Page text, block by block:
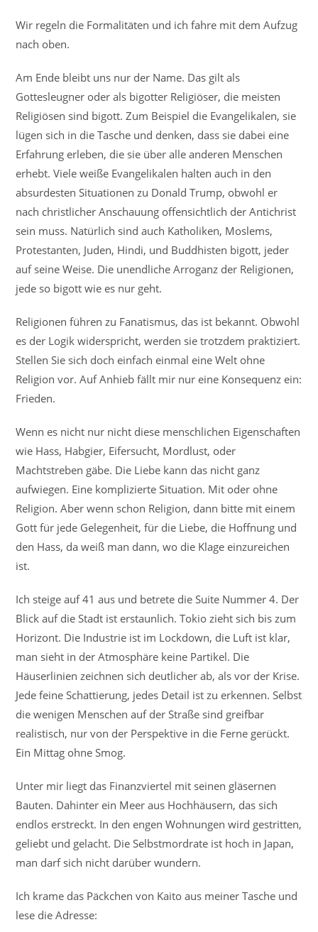
Wir regeln die Formalitäten und ich fahre mit dem Aufzug
nach oben.
Am Ende bleibt uns nur der Name. Das gilt als
Gottesleugner oder als bigotter Religiöser, die meisten
Religiösen sind bigott. Zum Beispiel die Evangelikalen, sie
lügen sich in die Tasche und denken, dass sie dabei eine
Erfahrung erleben, die sie über alle anderen Menschen
erhebt. Viele weiße Evangelikalen halten auch in den
absurdesten Situationen zu Donald Trump, obwohl er
nach christlicher Anschauung offensichtlich der Antichrist
sein muss. Natürlich sind auch Katholiken, Moslems,
Protestanten, Juden, Hindi, und Buddhisten bigott, jeder
auf seine Weise. Die unendliche Arroganz der Religionen,
jede so bigott wie es nur geht.
Religionen führen zu Fanatismus, das ist bekannt. Obwohl
es der Logik widerspricht, werden sie trotzdem praktiziert.
Stellen Sie sich doch einfach einmal eine Welt ohne
Religion vor. Auf Anhieb fällt mir nur eine Konsequenz ein:
Frieden.
Wenn es nicht nur nicht diese menschlichen Eigenschaften
wie Hass, Habgier, Eifersucht, Mordlust, oder
Machtstreben gäbe. Die Liebe kann das nicht ganz
aufwiegen. Eine komplizierte Situation. Mit oder ohne
Religion. Aber wenn schon Religion, dann bitte mit einem
Gott für jede Gelegenheit, für die Liebe, die Hoffnung und
den Hass, da weiß man dann, wo die Klage einzureichen
ist.
Ich steige auf 41 aus und betrete die Suite Nummer 4. Der
Blick auf die Stadt ist erstaunlich. Tokio zieht sich bis zum
Horizont. Die Industrie ist im Lockdown, die Luft ist klar,
man sieht in der Atmosphäre keine Partikel. Die
Häuserlinien zeichnen sich deutlicher ab, als vor der Krise.
Jede feine Schattierung, jedes Detail ist zu erkennen. Selbst
die wenigen Menschen auf der Straße sind greifbar
realistisch, nur von der Perspektive in die Ferne gerückt.
Ein Mittag ohne Smog.
Unter mir liegt das Finanzviertel mit seinen gläsernen
Bauten. Dahinter ein Meer aus Hochhäusern, das sich
endlos erstreckt. In den engen Wohnungen wird gestritten,
geliebt und gelacht. Die Selbstmordrate ist hoch in Japan,
man darf sich nicht darüber wundern.
Ich krame das Päckchen von Kaito aus meiner Tasche und
lese die Adresse: